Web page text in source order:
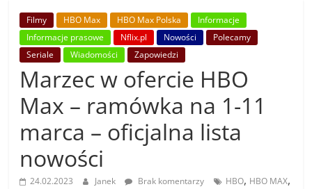
Filmy HBO Max HBO Max Polska
Informacje
Informacje prasowe
Nflix.pl Nowości
Polecamy
Seriale
Wiadomości Zapowiedzi
Marzec w ofercie HBO
Max – ramówka na 1-11
marca – oficjalna lista
nowości
24.02.2023 Janek Brak komentarzy HBO, HBO MAX,